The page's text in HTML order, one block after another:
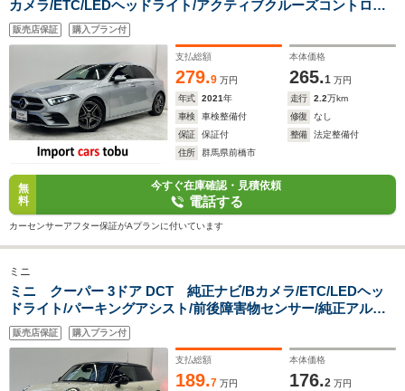
カメラ/ETC/LEDヘッドライト/アクティブクルーズコントロー
ル/ブラインドスポットモニター/パドルシフト/フロントシート
ヒーター/レーンキープ/ドライブレコーダー/スマートキー/キー
販売店保証 購入プラン付
支払総額
279.9 万円
本体価格
265.1 万円
年式
2021年 走行 2.2万km
車検
車検整備付 修復
なし
保証
保証付 整備
法定整備付
住所
群馬県前橋市
無
料
今すぐ在庫確認・見積依頼
電話する
カーセンサーアフター保証がAプランに付いています
ミニ
ミニ クーパー 3ドア DCT 純正ナビ/Bカメラ/ETC/LEDヘッ
ドライト/パーキングアシスト/前後障害物センサー/純正アルミ
ホイール/Bluetooth対応/スマートキー/キーレス
販売店保証 購入プラン付
支払総額
189.7 万円
本体価格
176.2 万円